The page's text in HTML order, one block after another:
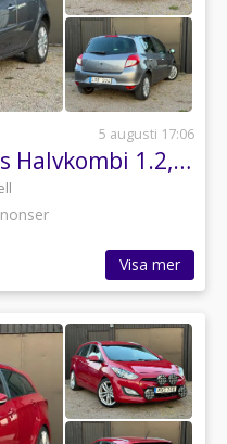
i annonserna.
5 augusti 17:06
Renault Clio 5-dörrars Halvkombi 1.2, Besiktigad,Ny kamrem. Få ägare
Visa mer